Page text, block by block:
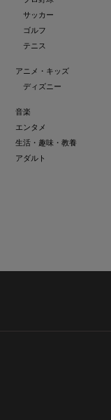
サッカー
ゴルフ
テニス
アニメ・キッズ
ディズニー
音楽
エンタメ
生活・趣味・教養
アダルト